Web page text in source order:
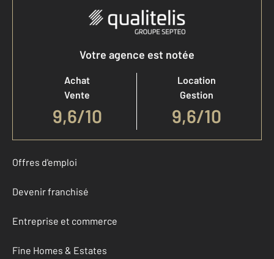
Votre agence est notée
Achat
Vente
9,6/10
Location
Gestion
9,6/10
Offres d'emploi
Devenir franchisé
Entreprise et commerce
Fine Homes & Estates